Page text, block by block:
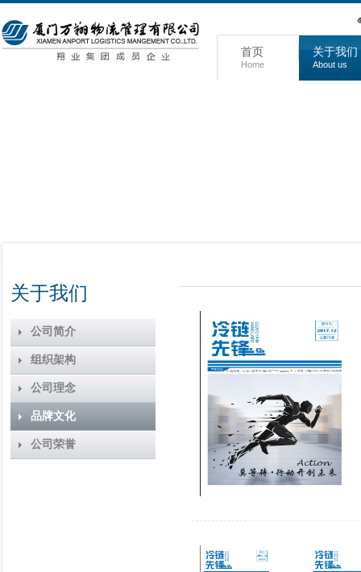
首页
Home
关于我们
About us
关于我们
公司简介
组织架构
公司理念
品牌文化
公司荣誉